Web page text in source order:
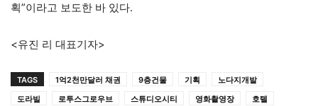
획”이라고 보도한 바 있다.
<유진 리 대표기자>
TAGS 1억2천만달러 채권 9층건물 기획
노다지개발
도라빌
로투스그로우브 스튜디오시티 영화촬영장 호텔